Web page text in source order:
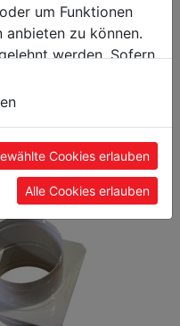
9120058374036
um Funktionen
zu können.
werden. Sofern
Cookies erlauben
Alle Cookies erlauben